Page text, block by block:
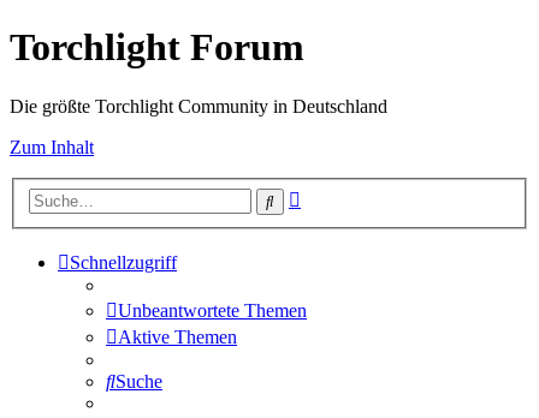
Torchlight Forum
Die größte Torchlight Community in Deutschland
Zum Inhalt
Suche
Schnellzugriff
Unbeantwortete Themen
Aktive Themen
Suche